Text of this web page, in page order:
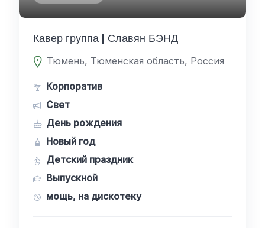
Кавер группа | Славян БЭНД
Тюмень, Тюменская область, Россия
Корпоратив
Свет
День рождения
Новый год
Детский праздник
Выпускной
мощь, на дискотеку